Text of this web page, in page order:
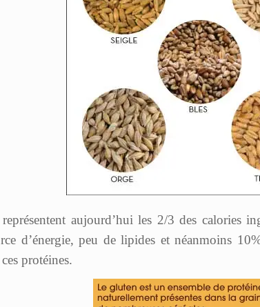
aujourd’hui les 2/3 des calories
d’énergie, peu de lipides et néanmoins
protéines.